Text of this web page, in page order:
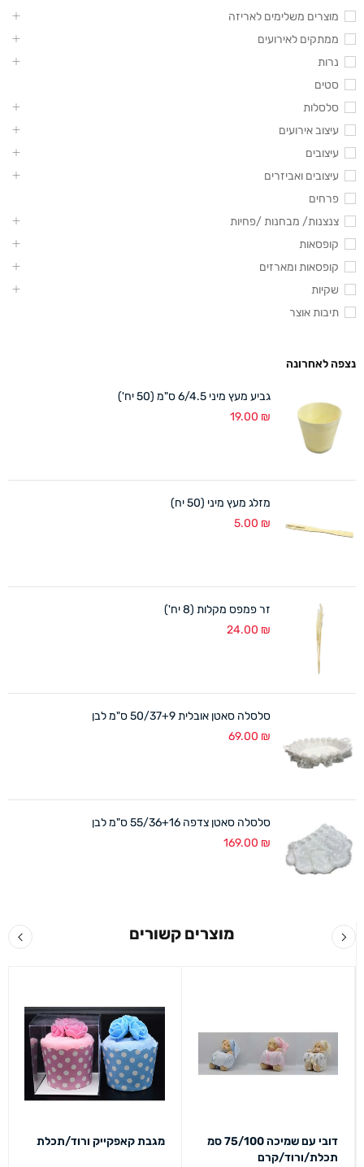
מוצרים משלימים לאריזה
ממתקים לאירועים
נרות
סטים
סלסלות
עיצוב אירועים
עיצובים
עיצובים ואביזרים
פרחים
צנצנות/ מבחנות /פחיות
קופסאות
קופסאות ומארזים
שקיות
תיבות אוצר
נצפה לאחרונה
גביע מעץ מיני 6/4.5 ס"מ (50 יח')
19.00 ₪
מזלג מעץ מיני (50 יח)
5.00 ₪
זר פמפס מקלות (8 יח')
24.00 ₪
סלסלה סאטן אובלית 50/37+9 ס"מ לבן
69.00 ₪
סלסלה סאטן צדפה 55/36+16 ס"מ לבן
169.00 ₪
מוצרים קשורים
דובי עם שמיכה 75/100 סמ
תכלת/ורוד/קרם
מגבת קאפקייק ורוד/תכלת